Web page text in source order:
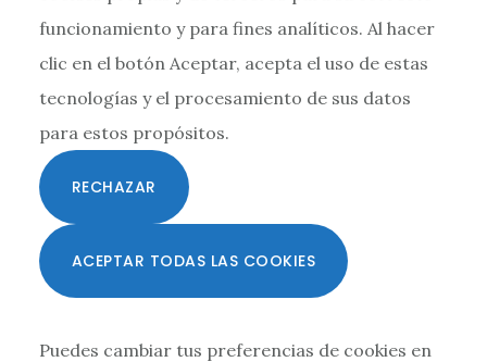
funcionamiento y para fines analíticos. Al hacer
clic en el botón Aceptar, acepta el uso de estas
tecnologías y el procesamiento de sus datos
para estos propósitos.
RECHAZAR
ACEPTAR TODAS LAS COOKIES
Puedes cambiar tus preferencias de cookies en